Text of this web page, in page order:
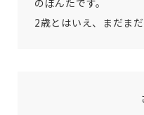
のぽんたです。
2歳とはいえ、まだまだ